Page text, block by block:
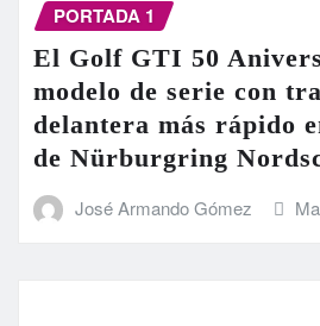
PORTADA 1
El Golf GTI 50
modelo de serie con
delantera más rápido
de Nürburgring
José Armando Gómez